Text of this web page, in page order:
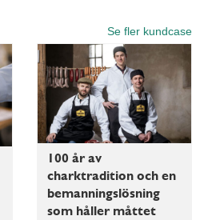
Se fler kundcase
100 år av
charktradition och en
bemanningslösning
som håller måttet